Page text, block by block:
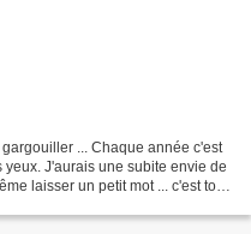
... Chaque année c'est
yeux. J'aurais une subite envie de
laisser un petit mot ... c'est tout